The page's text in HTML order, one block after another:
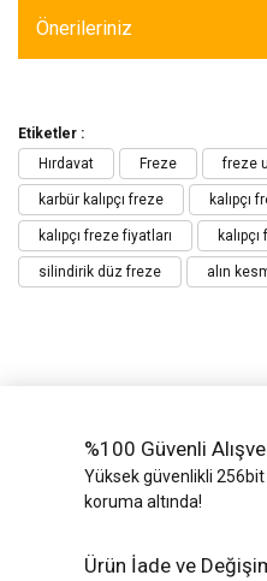
Önerileriniz
Etiketler :
Hırdavat
Freze freze
karbür kalıpçı freze kalıpçı
kalıpçı freze fiyatları
silindirik düz freze alın
%100 Güvenli
Yüksek güvenlikli
koruma altında!
Ürün İade ve